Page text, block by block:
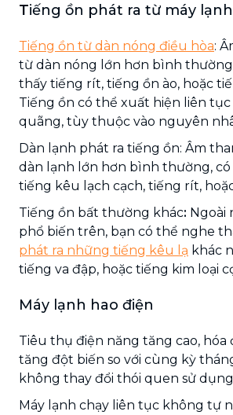
Tiếng ồn phát ra từ máy lạnh
Tiếng ồn từ dàn nóng điều hòa:
từ dàn nóng lớn hơn bình
thấy tiếng rít, tiếng ồn ào, hoặc
Tiếng ồn có thể xuất hiện liên
quãng, tùy thuộc vào nguyên
Dàn lạnh phát ra tiếng ồn: Âm
dàn lạnh lớn hơn bình thường,
tiếng kêu lạch cạch, tiếng rít,
Tiếng ồn bất thường khác: Ngoài
phổ biến trên, bạn có thể nghe
phát ra những tiếng kêu lạ khác
tiếng va đập, hoặc tiếng kim loại
Máy lạnh hao điện
Tiêu thụ điện năng tăng cao, hóa
tăng đột biến so với cùng kỳ
không thay đổi thói quen sử
Máy lạnh chạy liên tục không tự